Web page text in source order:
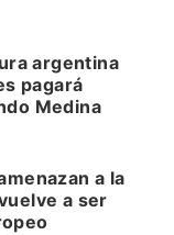
argentina
pagará
Medina
a la
a ser